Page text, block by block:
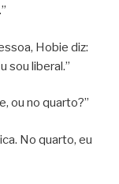
Hobie diz:
sou liberal.”
ou no quarto?”
No quarto, eu